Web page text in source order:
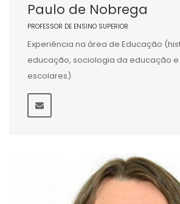
Paulo de Nobrega
PROFESSOR DE ENSINO SUPERIOR
Experiência na área de Educação
educação, sociologia da educação
escolares).